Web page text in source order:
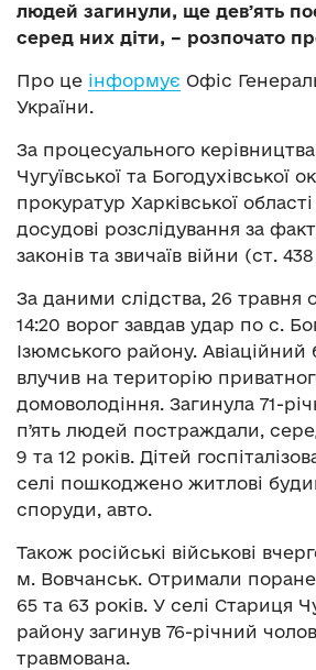
людей загинули, ще девʼять
серед них діти, – розпочато
Про це інформує Офіс
України.
За процесуального
Чугуївської та Богодухівської
прокуратур Харківської
досудові розслідування за
законів та звичаїв війни (ст.
За даними слідства, 26 травня
14:20 ворог завдав удар по с.
Ізюмського району.
влучив на територію
домоволодіння. Загинула 71-
пʼять людей постраждали,
9 та 12 років. Дітей
селі пошкоджено житлові
споруди, авто.
Також російські військові
м. Вовчанськ. Отримали
65 та 63 років. У селі Стариця
району загинув 76-річний
травмована.